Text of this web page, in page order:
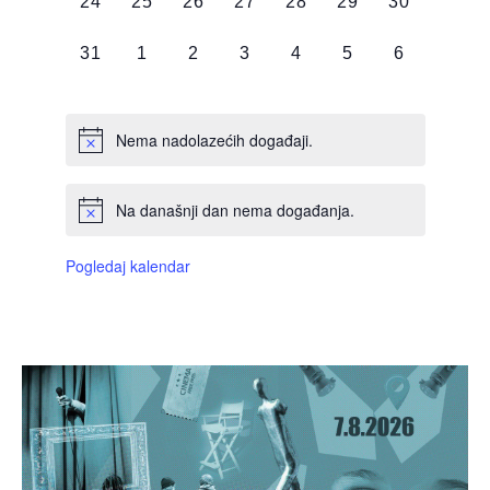
0
31
0
1
0
2
0
3
0
4
0
5
0
6
Nema nadolazećih događaji.
Na današnji dan nema događanja.
Pogledaj kalendar